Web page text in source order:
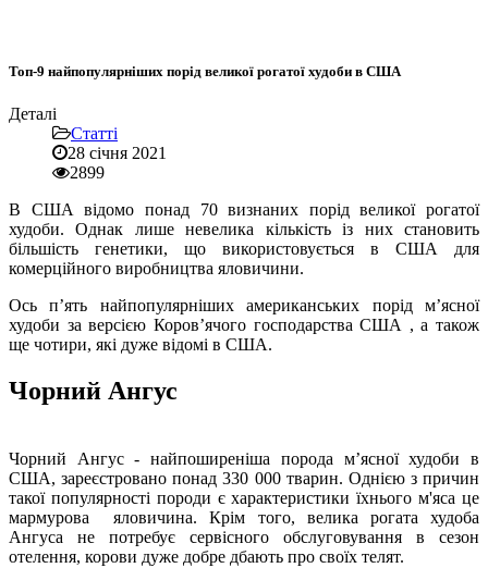
Топ-9 найпопулярніших порід великої рогатої худоби в США
Деталі
Статті
28 січня 2021
2899
В США відомо понад 70 визнаних порід великої рогатої
худоби. Однак лише невелика кількість із них становить
більшість генетики, що використовується в США для
комерційного виробництва яловичини.
Ось п’ять найпопулярніших американських порід м’ясної
худоби за версією Коров’ячого господарства США , а також
ще чотири, які дуже відомі в США.
Чорний Ангус
Чорний Ангус - найпоширеніша порода м’ясної худоби в
США, зареєстровано понад 330 000 тварин. Однією з причин
такої популярності породи є характеристики їхнього м'яса це
мармурова яловичина. Крім того, велика рогата худоба
Ангуса не потребує сервісного обслуговування в сезон
отелення, корови дуже добре дбають про своїх телят.